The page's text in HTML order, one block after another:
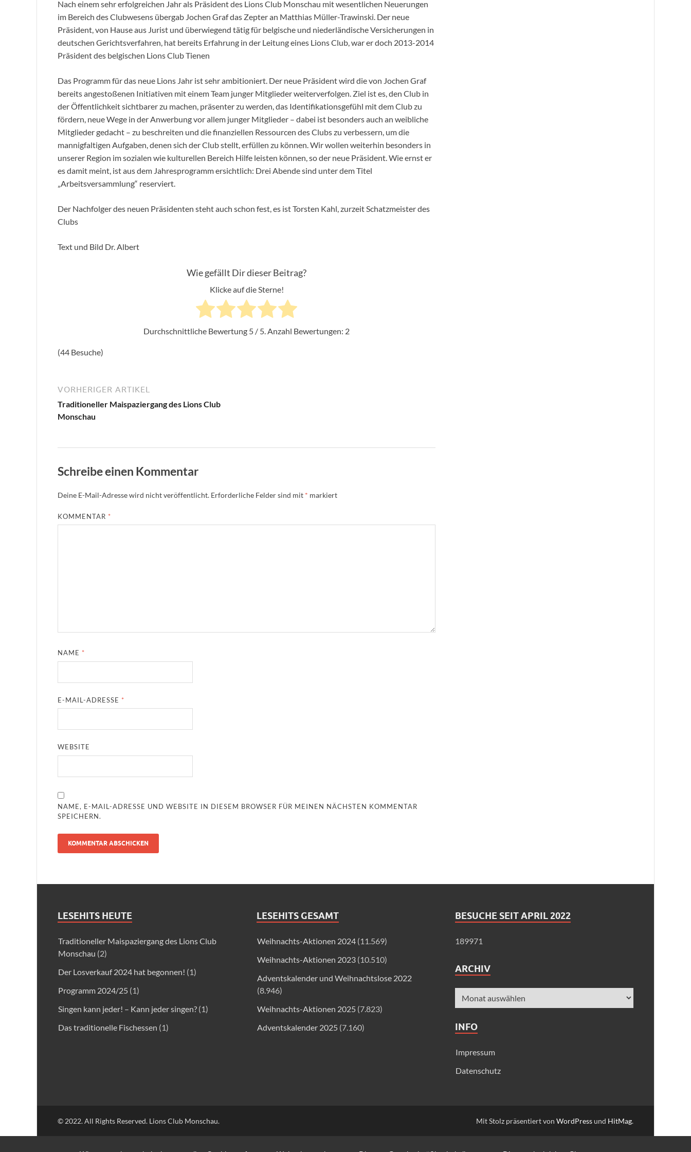
Nach einem sehr erfolgreichen Jahr als Präsident des Lions Club Monschau mit wesentlichen Neuerungen
im Bereich des Clubwesens übergab Jochen Graf das Zepter an Matthias Müller-Trawinski. Der neue
Präsident, von Hause aus Jurist und überwiegend tätig für belgische und niederländische Versicherungen in
deutschen Gerichtsverfahren, hat bereits Erfahrung in der Leitung eines Lions Club, war er doch 2013-2014
Präsident des belgischen Lions Club Tienen
Das Programm für das neue Lions Jahr ist sehr ambitioniert. Der neue Präsident wird die von Jochen Graf
bereits angestoßenen Initiativen mit einem Team junger Mitglieder weiterverfolgen. Ziel ist es, den Club in
der Öffentlichkeit sichtbarer zu machen, präsenter zu werden, das Identifikationsgefühl mit dem Club zu
fördern, neue Wege in der Anwerbung vor allem junger Mitglieder – dabei ist besonders auch an weibliche
Mitglieder gedacht – zu beschreiten und die finanziellen Ressourcen des Clubs zu verbessern, um die
mannigfaltigen Aufgaben, denen sich der Club stellt, erfüllen zu können. Wir wollen weiterhin besonders in
unserer Region im sozialen wie kulturellen Bereich Hilfe leisten können, so der neue Präsident. Wie ernst er
es damit meint, ist aus dem Jahresprogramm ersichtlich: Drei Abende sind unter dem Titel
„Arbeitsversammlung“ reserviert.
Der Nachfolger des neuen Präsidenten steht auch schon fest, es ist Torsten Kahl, zurzeit Schatzmeister des
Clubs
Text und Bild Dr. Albert
Wie gefällt Dir dieser Beitrag?
Klicke auf die Sterne!
Durchschnittliche Bewertung 5 / 5. Anzahl Bewertungen: 2
(44 Besuche)
VORHERIGER ARTIKEL
Traditioneller Maispaziergang des Lions Club
Monschau
Schreibe einen Kommentar
Deine E-Mail-Adresse wird nicht veröffentlicht. Erforderliche Felder sind mit * markiert
KOMMENTAR *
NAME *
E-MAIL-ADRESSE *
WEBSITE
NAME, E-MAIL-ADRESSE UND WEBSITE IN DIESEM BROWSER FÜR MEINEN NÄCHSTEN KOMMENTAR
SPEICHERN.
LESEHITS HEUTE
Traditioneller Maispaziergang des Lions Club
Monschau (2)
Der Losverkauf 2024 hat begonnen! (1)
Programm 2024/25 (1)
Singen kann jeder! – Kann jeder singen? (1)
Das traditionelle Fischessen (1)
LESEHITS GESAMT
Weihnachts-Aktionen 2024 (11.569)
Weihnachts-Aktionen 2023 (10.510)
Adventskalender und Weihnachtslose 2022
(8.946)
Weihnachts-Aktionen 2025 (7.823)
Adventskalender 2025 (7.160)
BESUCHE SEIT APRIL 2022
189971
ARCHIV
INFO
Impressum
Datenschutz
© 2022. All Rights Reserved. Lions Club Monschau. Mit Stolz präsentiert von WordPressund HitMag.